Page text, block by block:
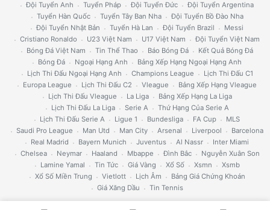
Đội Tuyển Anh
Tuyển Pháp Đội Tuyển Đức
Đội Tuyển Argentina
Tuyển Hàn Quốc
Tuyển Tây Ban Nha
Đội Tuyển Bồ Đào Nha
Đội Tuyển Nhật Bản
Tuyển Hà Lan Đội Tuyển Brazil
Messi
Cristiano Ronaldo
U23 Việt Nam U17 Việt Nam
Đội Tuyển Việt Nam
Bóng Đá Việt Nam
Tin Thể Thao Báo Bóng Đá
Kết Quả Bóng Đá
Bóng Đá
Ngoại Hạng Anh
Bảng Xếp Hạng Ngoại Hạng Anh
Lịch Thi Đấu Ngoại Hạng Anh
Champions League
Lịch Thi Đấu C1
Europa League
Lịch Thi Đấu C2 Vleague
Bảng Xếp Hạng Vleague
Lịch Thi Đấu Vleague
La Liga
Bảng Xếp Hạng La Liga
Lịch Thi Đấu La Liga
Serie A
Thứ Hạng Của Serie A
Lịch Thi Đấu Serie A
Ligue 1 Bundesliga FA Cup
MLS
Saudi Pro League
Man Utd Man City Arsenal Liverpool
Barcelona
Real Madrid
Bayern Munich Juventus Al Nassr
Inter Miami
Chelsea
Neymar Haaland Mbappe Đình Bắc
Nguyễn Xuân Son
Lamine Yamal
Tin Tức Giá Vàng Xổ Số Xsmn
Xsmb
Xổ Số Miền Trung
Vietlott Lịch Âm
Bảng Giá Chứng Khoán
Giá Xăng Dầu
Tin Tennis